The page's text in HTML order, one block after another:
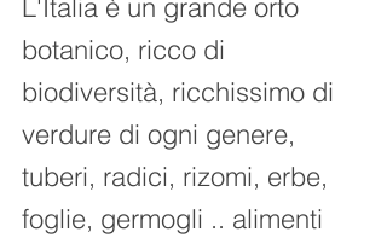
L'Italia è un grande orto
botanico, ricco di
biodiversità, ricchissimo di
verdure di ogni genere,
tuberi, radici, rizomi, erbe,
foglie, germogli .. alimenti